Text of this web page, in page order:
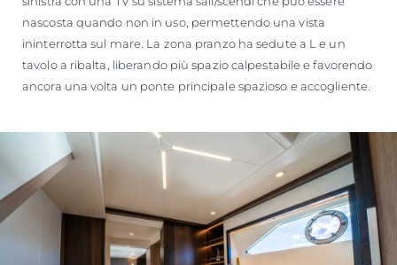
nascosta quando non in uso, permettendo una vista
ininterrotta sul mare. La zona pranzo ha sedute a L e un
tavolo a ribalta, liberando più spazio calpestabile e favorendo
ancora una volta un ponte principale spazioso e accogliente.